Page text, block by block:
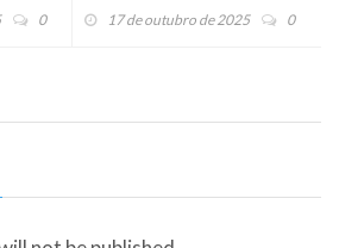
0 17 de outubro de 2025 0